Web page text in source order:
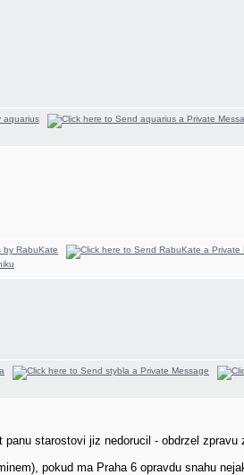
starostovi jiz nedorucil - obdrzel
pokud ma Praha 6 opravdu snahu